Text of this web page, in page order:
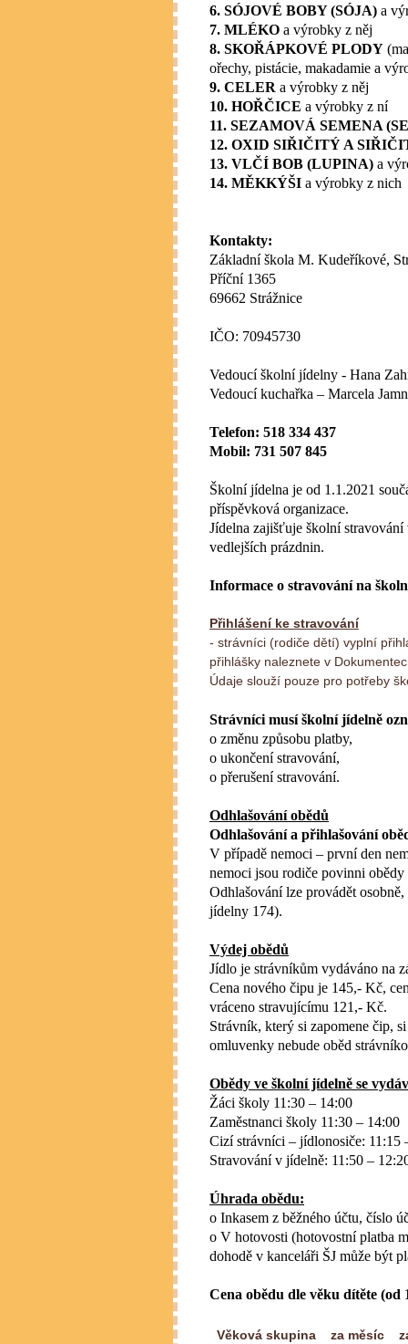
6. SÓJOVÉ BOBY (SÓJA) a
7. MLÉKO a výrobky z něj
8. SKOŘÁPKOVÉ PLODY
ořechy, pistácie, makadamie a
9. CELER a výrobky z něj
10. HOŘČICE a výrobky z ní
11. SEZAMOVÁ SEMENA
12. OXID SIŘIČITÝ A
13. VLČÍ BOB (LUPINA) a
14. MĚKKÝŠI a výrobky z nich
Kontakty:
Základní škola M. Kudeříkové,
Příční 1365
69662 Strážnice
IČO: 70945730
Vedoucí školní jídelny - Hana
Vedoucí kuchařka – Marcela
Telefon: 518 334 437
Mobil: 731 507 845
Školní jídelna je od 1.1.2021
příspěvková organizace.
Jídelna zajišťuje školní
vedlejších prázdnin.
Informace o stravování na
Přihlášení ke stravování
- strávníci (rodiče dětí) vyplní
přihlášky naleznete v
Údaje slouží pouze pro potřeby
Strávníci musí školní jídelně
o změnu způsobu platby,
o ukončení stravování,
o přerušení stravování.
Odhlašování obědů
Odhlašování a přihlašování
V případě nemoci – první den
nemoci jsou rodiče povinni
Odhlašování lze provádět
jídelny 174).
Výdej obědů
Jídlo je strávníkům vydáváno na
Cena nového čipu je 145,- Kč,
vráceno stravujícímu 121,- Kč.
Strávník, který si zapomene čip,
omluvenky nebude oběd
Obědy ve školní jídelně se
Žáci školy 11:30 – 14:00
Zaměstnanci školy 11:30 – 14:00
Cizí strávníci – jídlonosiče: 11:15
Stravování v jídelně: 11:50 –
Úhrada obědu:
o Inkasem z běžného účtu, číslo
o V hotovosti (hotovostní platba
dohodě v kanceláři ŠJ může být
Cena obědu dle věku dítěte (od
Věková skupina za měsíc